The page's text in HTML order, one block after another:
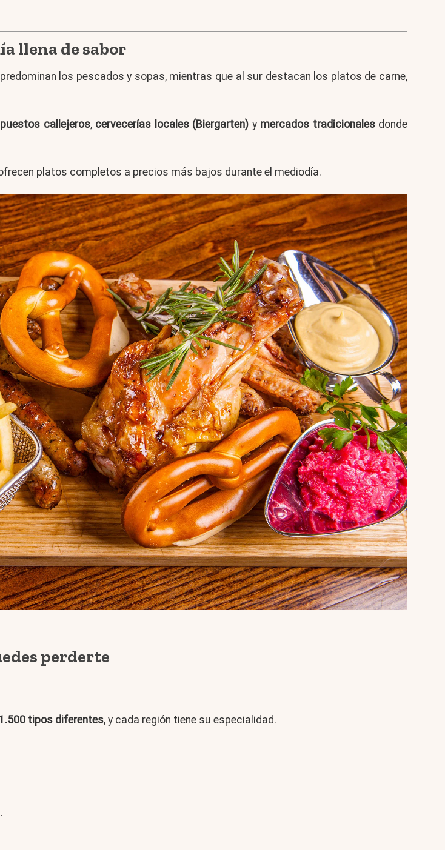
llena de sabor
los pescados y sopas, mientras que al sur destacan los platos de carne,
puestos callejeros, cervecerías locales (Biergarten) y mercados tradicionalesdonde
platos completos a precios más bajos durante el mediodía.
perderte
1.500 tipos diferentes, y cada región tiene su especialidad.